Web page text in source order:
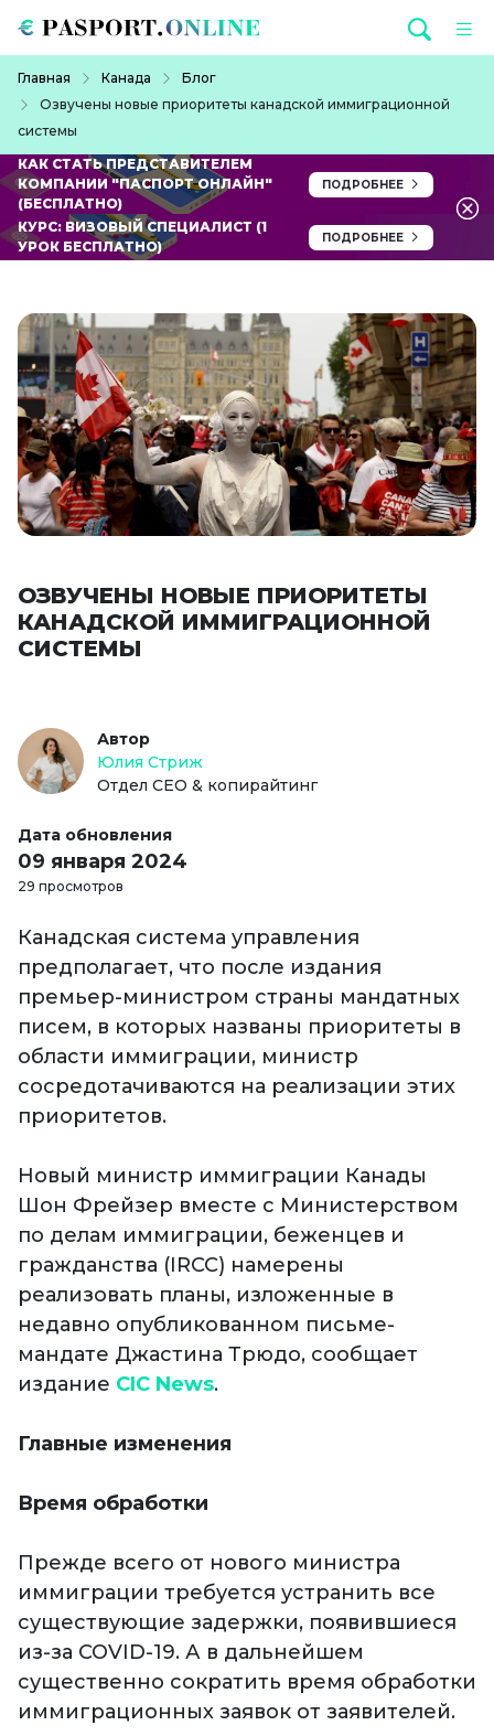
Главная Канада
Блог
Озвучены новые приоритеты канадской иммиграционной
системы
КАК СТАТЬ ПРЕДСТАВИТЕЛЕМ
КОМПАНИИ "ПАСПОРТ ОНЛАЙН"
(БЕСПЛАТНО)
ПОДРОБНЕЕ
КУРС: ВИЗОВЫЙ СПЕЦИАЛИСТ (1
УРОК БЕСПЛАТНО)
ПОДРОБНЕЕ
ОЗВУЧЕНЫ НОВЫЕ ПРИОРИТЕТЫ
КАНАДСКОЙ ИММИГРАЦИОННОЙ
СИСТЕМЫ
Автор
Юлия Стриж
Отдел СЕО & копирайтинг
Дата обновления
09 января 2024
29 просмотров
Канадская система управления
предполагает, что после издания
премьер-министром страны мандатных
писем, в которых названы приоритеты в
области иммиграции, министр
сосредотачиваются на реализации этих
приоритетов.
Новый министр иммиграции Канады
Шон Фрейзер вместе с Министерством
по делам иммиграции, беженцев и
гражданства (IRCC) намерены
реализовать планы, изложенные в
недавно опубликованном письме-
мандате Джастина Трюдо, сообщает
издание CIC News.
Главные изменения
Время обработки
Прежде всего от нового министра
иммиграции требуется устранить все
существующие задержки, появившиеся
из-за COVID-19. А в дальнейшем
существенно сократить время обработки
иммиграционных заявок от заявителей.